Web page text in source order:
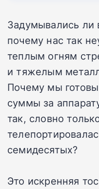
Задумывались ли
почему нас так
теплым огням
и тяжелым
Почему мы
суммы за
так, словно
семидесятых?
Это искренняя